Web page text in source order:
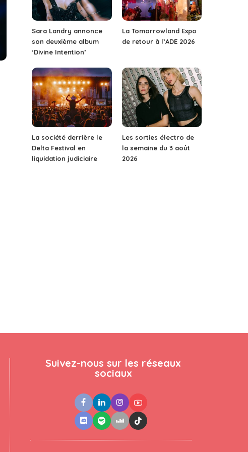
Sara Landry annonce
son deuxième album
‘Divine Intention’
La Tomorrowland Expo
de retour à l’ADE 2026
La société derrière le
Delta Festival en
liquidation judiciaire
Les sorties électro de
la semaine du 3 août
2026
Suivez-nous sur les réseaux
sociaux